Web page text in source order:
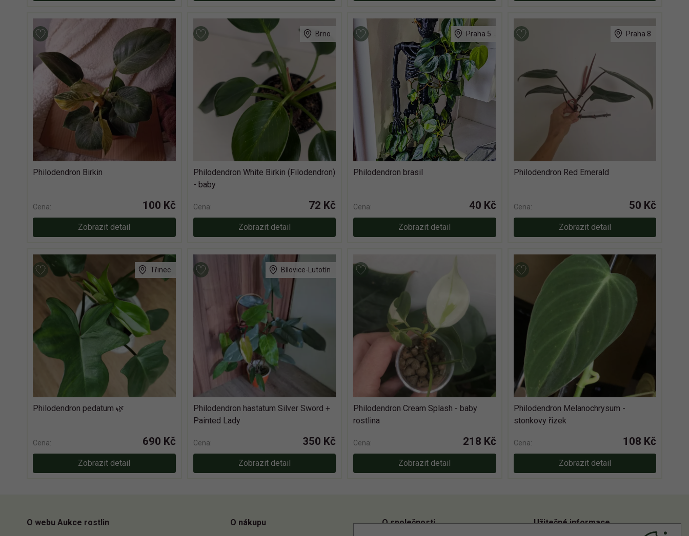
Philodendron Birkin
Cena: 100 Kč
Zobrazit detail
Brno
Philodendron White Birkin (Filodendron)
- baby
Cena: 72 Kč
Zobrazit detail
Praha 5
Philodendron brasil
Cena: 40 Kč
Zobrazit detail
Praha 8
Philodendron Red Emerald
Cena: 50 Kč
Zobrazit detail
Třinec
Philodendron pedatum 🌿
Cena: 690 Kč
Zobrazit detail
Bílovice-Lutotín
Philodendron hastatum Silver Sword +
Painted Lady
Cena: 350 Kč
Zobrazit detail
Philodendron Cream Splash - baby
rostlina
Cena: 218 Kč
Zobrazit detail
Philodendron Melanochrysum -
stonkovy řizek
Cena: 108 Kč
Zobrazit detail
O webu Aukce rostlin O nákupu O společnosti Užitečné informace